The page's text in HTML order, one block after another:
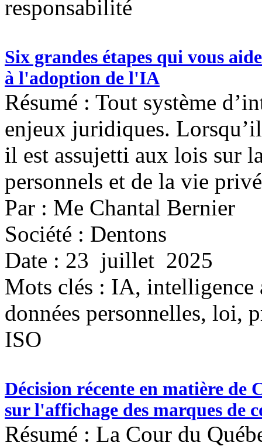
responsabilité
Six grandes étapes qui vous
à l'adoption de l'IA
Résumé : Tout système
enjeux juridiques.
il est assujetti aux lois sur
personnels et de la vie
Par : Me Chantal Bernier
Société : Dentons
Date : 23 juillet 2025
Mots clés : IA, intelligence
données personnelles, loi,
ISO
Décision récente en matière de
sur l'affichage des marques de
Résumé : La Cour du